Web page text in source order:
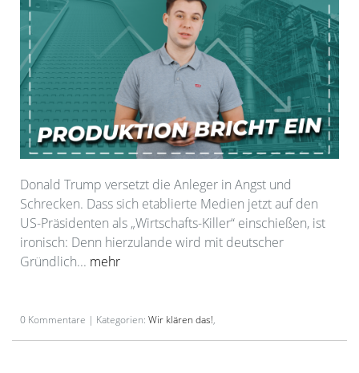
Donald Trump versetzt die Anleger in Angst und
Schrecken. Dass sich etablierte Medien jetzt auf den
US-Präsidenten als „Wirtschafts-Killer“ einschießen, ist
ironisch: Denn hierzulande wird mit deutscher
Gründlich... mehr
0 Kommentare | Kategorien: Wir klären das!,